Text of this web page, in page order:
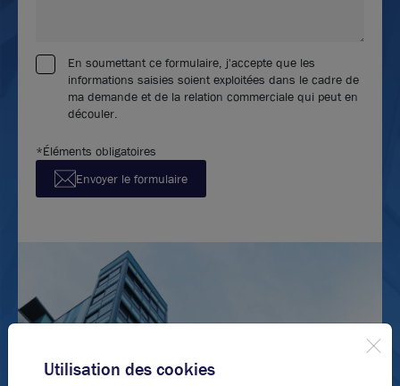
En soumettant ce formulaire, j'accepte que les
informations saisies soient exploitées dans le cadre de
ma demande et de la relation commerciale qui peut en
découler.
*Éléments obligatoires
Envoyer le formulaire
Utilisation des cookies